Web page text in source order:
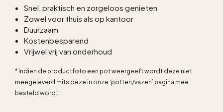
Snel, praktisch en zorgeloos genieten
Zowel voor thuis als op kantoor
Duurzaam
Kostenbesparend
Vrijwel vrij van onderhoud
* Indien de productfoto een pot weergeeft wordt deze niet
meegeleverd mits deze in onze ‘potten/vazen’ pagina mee
besteld wordt.